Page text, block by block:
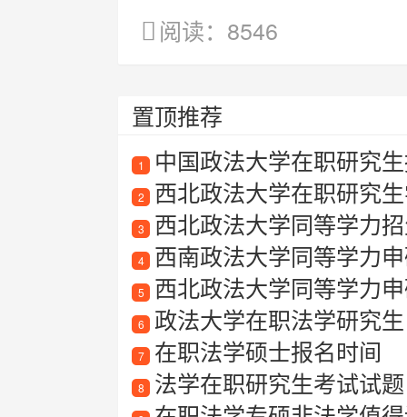
阅读：8546
置顶推荐
1 中国政法大学在职研究
2 西北政法大学在职研究
3 西北政法大学同等学力
4 西南政法大学同等学力
5 西北政法大学同等学力
6 政法大学在职法学研究生
7 在职法学硕士报名时间
8 法学在职研究生考试试题